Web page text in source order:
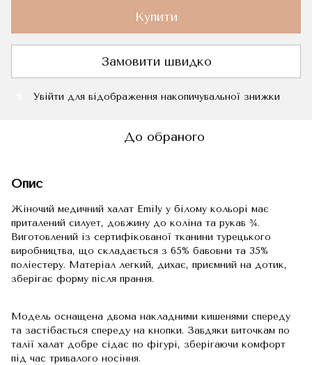
Купити
Замовити швидко
Увійти для відображення накопичувальної знижки
До обраного
Опис
Жіночий медичний халат Emily у білому кольорі має
приталений силует, довжину до коліна та рукав ¾.
Виготовлений із сертифікованої тканини турецького
виробництва, що складається з 65% бавовни та 35%
поліестеру. Матеріал легкий, дихає, приємний на дотик,
зберігає форму після прання.
Модель оснащена двома накладними кишенями спереду
та застібається спереду на кнопки. Завдяки виточкам по
талії халат добре сідає по фігурі, зберігаючи комфорт
під час тривалого носіння.